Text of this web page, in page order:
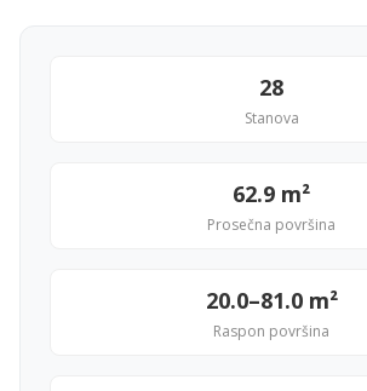
28
Stanova
62.9 m²
Prosečna površina
20.0–81.0 m²
Raspon površina